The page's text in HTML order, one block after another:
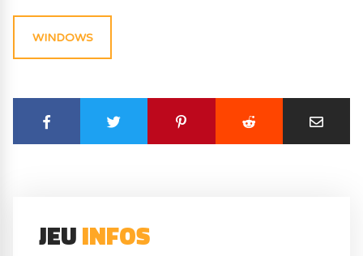
WINDOWS
JEUINFOS